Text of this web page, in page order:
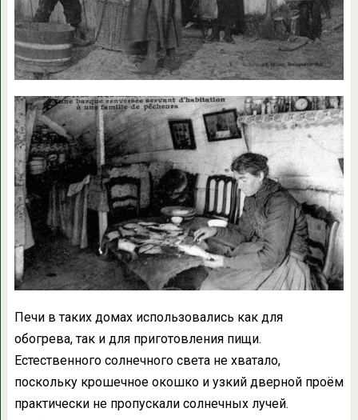
Печи в таких домах использовались как для
обогрева, так и для приготовления пищи.
Естественного солнечного света не хватало,
поскольку крошечное окошко и узкий дверной проём
практически не пропускали солнечных лучей.